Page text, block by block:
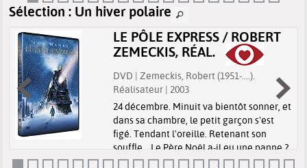
Sélection : Un hiver polaire
LE PÔLE EXPRESS / ROBERT
ZEMECKIS, RÉAL.
DVD | Zemeckis, Robert (1951-....).
Réalisateur | 2003
24 décembre. Minuit va bientôt sonner, et
dans sa chambre, le petit garçon s'est
figé. Tendant l'oreille. Retenant son
souffle... Le Père Noël a-il eu une panne ?
A-t-il oublié l'adresse ? S'est-il perdu en